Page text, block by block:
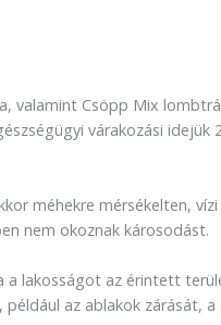
valamint Csöpp Mix
várakozási idejük
méhekre mérsékelten,
nem okoznak károsodást.
lakosságot az érintett
az ablakok zárását,